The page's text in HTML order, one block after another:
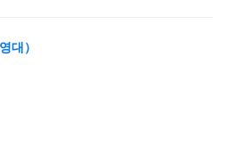
대）